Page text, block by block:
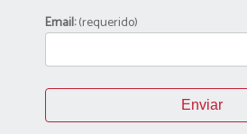
Email:(requerido)